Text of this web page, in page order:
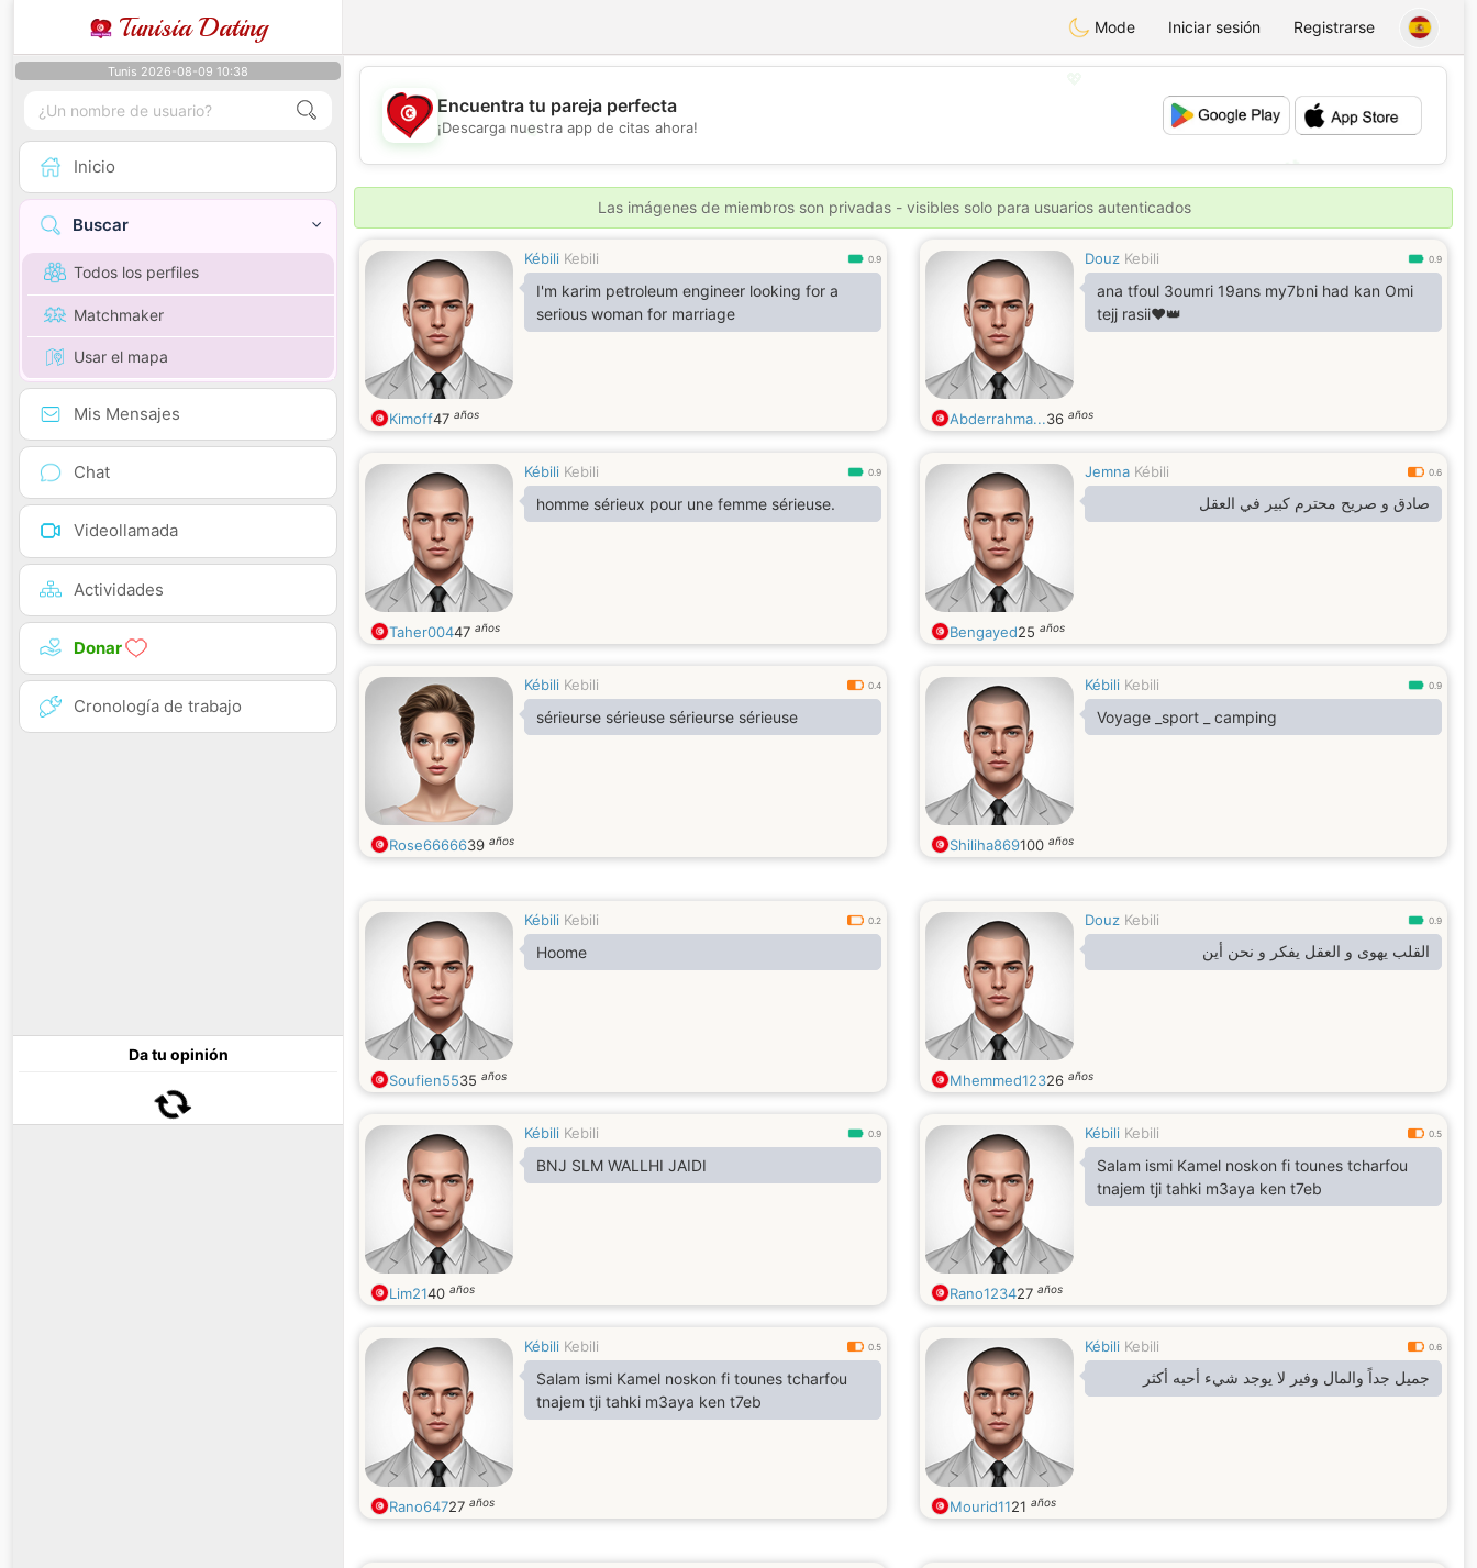
Tunisia Dating Mode Iniciar sesión Registrarse
Tunis 2026-08-09 10:38
Inicio
Buscar
Todos los perfiles
Matchmaker
Usar el mapa
Mis Mensajes
Chat
Videollamada
Actividades
Donar
Cronología de trabajo
Da tu opinión
💖
💕
Encuentra tu pareja perfecta
¡Descarga nuestra app de citas ahora!
Las imágenes de miembros son privadas - visibles solo para usuarios autenticados
Kébili Kebili 0.9
I'm karim petroleum engineer looking for a
serious woman for marriage
Kimoff47 años
Douz Kebili 0.9
ana tfoul 3oumri 19ans my7bni had kan Omi
tejj rasii♥️👑
Abderrahma...36 años
Kébili Kebili 0.9
homme sérieux pour une femme sérieuse.
Taher00447 años
Jemna Kébili 0.6
صادق و صريح محترم كبير في العقل
Bengayed25 años
Kébili Kebili 0.4
sérieurse sérieuse sérieurse sérieuse
Rose6666639 años
Kébili Kebili 0.9
Voyage _sport _ camping
Shiliha869100 años
Kébili Kebili 0.2
Hoome
Soufien5535 años
Douz Kebili 0.9
القلب يهوى و العقل يفكر و نحن أين
Mhemmed12326 años
Kébili Kebili 0.9
BNJ SLM WALLHI JAIDI
Lim2140 años
Kébili Kebili 0.5
Salam ismi Kamel noskon fi tounes tcharfou
tnajem tji tahki m3aya ken t7eb
Rano123427 años
Kébili Kebili 0.5
Salam ismi Kamel noskon fi tounes tcharfou
tnajem tji tahki m3aya ken t7eb
Rano64727 años
Kébili Kebili 0.6
جميل جداً والمال وفير لا يوجد شيء أحبه أكثر
Mourid1121 años